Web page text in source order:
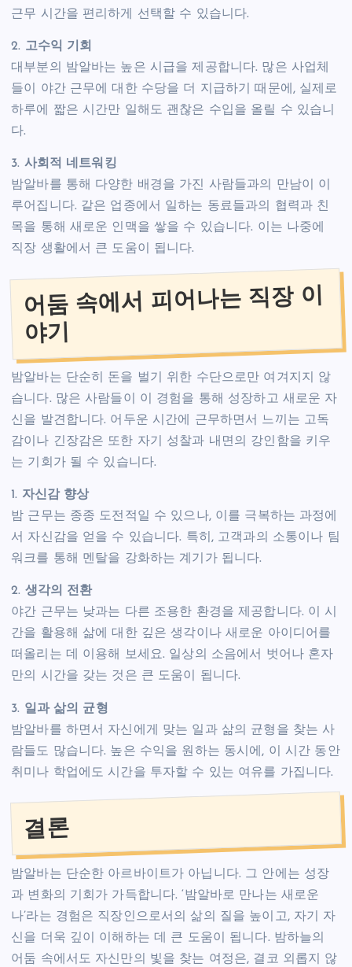
근무 시간을 편리하게 선택할 수 있습니다.
2. 고수익 기회
대부분의 밤알바는 높은 시급을 제공합니다. 많은 사업체
들이 야간 근무에 대한 수당을 더 지급하기 때문에, 실제로
하루에 짧은 시간만 일해도 괜찮은 수입을 올릴 수 있습니
다.
3. 사회적 네트워킹
밤알바를 통해 다양한 배경을 가진 사람들과의 만남이 이
루어집니다. 같은 업종에서 일하는 동료들과의 협력과 친
목을 통해 새로운 인맥을 쌓을 수 있습니다. 이는 나중에
직장 생활에서 큰 도움이 됩니다.
어둠 속에서 피어나는 직장 이
야기
밤알바는 단순히 돈을 벌기 위한 수단으로만 여겨지지 않
습니다. 많은 사람들이 이 경험을 통해 성장하고 새로운 자
신을 발견합니다. 어두운 시간에 근무하면서 느끼는 고독
감이나 긴장감은 또한 자기 성찰과 내면의 강인함을 키우
는 기회가 될 수 있습니다.
1. 자신감 향상
밤 근무는 종종 도전적일 수 있으나, 이를 극복하는 과정에
서 자신감을 얻을 수 있습니다. 특히, 고객과의 소통이나 팀
워크를 통해 멘탈을 강화하는 계기가 됩니다.
2. 생각의 전환
야간 근무는 낮과는 다른 조용한 환경을 제공합니다. 이 시
간을 활용해 삶에 대한 깊은 생각이나 새로운 아이디어를
떠올리는 데 이용해 보세요. 일상의 소음에서 벗어나 혼자
만의 시간을 갖는 것은 큰 도움이 됩니다.
3. 일과 삶의 균형
밤알바를 하면서 자신에게 맞는 일과 삶의 균형을 찾는 사
람들도 많습니다. 높은 수익을 원하는 동시에, 이 시간 동안
취미나 학업에도 시간을 투자할 수 있는 여유를 가집니다.
결론
밤알바는 단순한 아르바이트가 아닙니다. 그 안에는 성장
과 변화의 기회가 가득합니다. ‘밤알바로 만나는 새로운
나’라는 경험은 직장인으로서의 삶의 질을 높이고, 자기 자
신을 더욱 깊이 이해하는 데 큰 도움이 됩니다. 밤하늘의
어둠 속에서도 자신만의 빛을 찾는 여정은, 결코 외롭지 않